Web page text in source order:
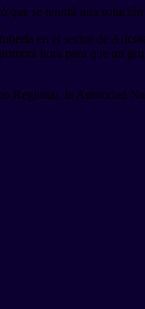
que se tendrá una
en el sector de
hora para que un
Regional, la Autoridad